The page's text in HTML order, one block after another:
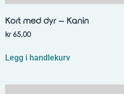
Kort med dyr – Kanin
kr65,00
Legg i handlekurv